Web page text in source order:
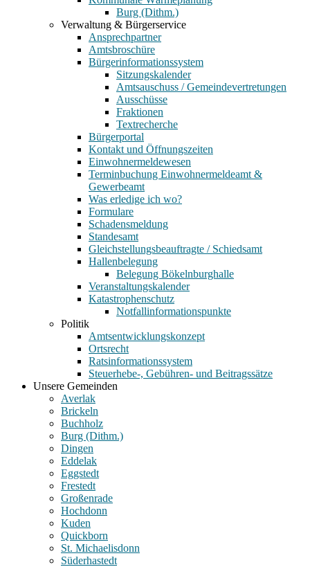
Burg (Dithm.)
Verwaltung & Bürgerservice
Ansprechpartner
Amtsbroschüre
Bürgerinformationssystem
Sitzungskalender
Amtsauschuss / Gemeindevertretungen
Ausschüsse
Fraktionen
Textrecherche
Bürgerportal
Kontakt und Öffnungszeiten
Einwohnermeldewesen
Terminbuchung Einwohnermeldeamt &
Gewerbeamt
Was erledige ich wo?
Formulare
Schadensmeldung
Standesamt
Gleichstellungsbeauftragte / Schiedsamt
Hallenbelegung
Belegung Bökelnburghalle
Veranstaltungskalender
Katastrophenschutz
Notfallinformationspunkte
Politik
Amtsentwicklungskonzept
Ortsrecht
Ratsinformationssystem
Steuerhebe-, Gebühren- und Beitragssätze
Unsere Gemeinden
Averlak
Brickeln
Buchholz
Burg (Dithm.)
Dingen
Eddelak
Eggstedt
Frestedt
Großenrade
Hochdonn
Kuden
Quickborn
St. Michaelisdonn
Süderhastedt